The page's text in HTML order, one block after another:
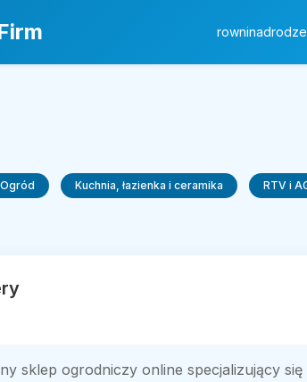
Ogród Kuchnia, łazienka i ceramika RTV i
sklep ogrodniczy online specjalizujący